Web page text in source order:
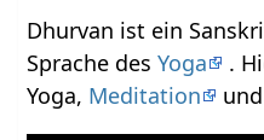
Dhurvan ist ein
Sprache desYoga
.
Yoga, Meditation